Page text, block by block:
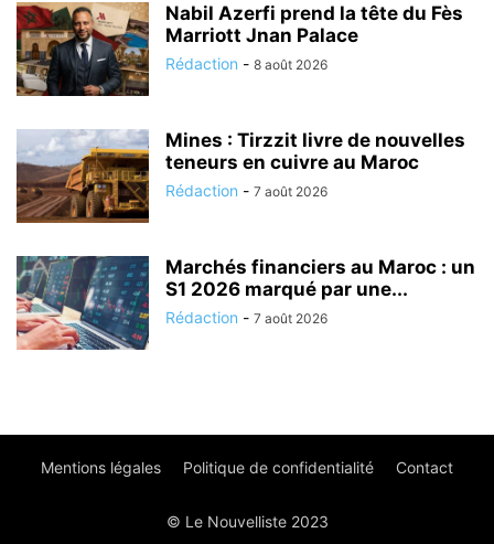
Nabil Azerfi prend la tête du Fès
Marriott Jnan Palace
Rédaction - 8 août 2026
Mines : Tirzzit livre de nouvelles
teneurs en cuivre au Maroc
Rédaction - 7 août 2026
Marchés financiers au Maroc : un
S1 2026 marqué par une...
Rédaction - 7 août 2026
Mentions légales Politique de confidentialité Contact
© Le Nouvelliste 2023